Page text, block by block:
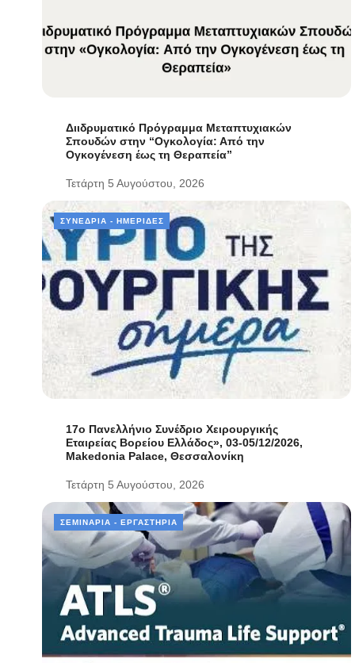
Διιδρυματικό Πρόγραμμα Μεταπτυχιακών
Σπουδών στην “Ογκολογία: Από την
Ογκογένεση έως τη Θεραπεία”
Τετάρτη 5 Αυγούστου, 2026
ΣΥΝΈΔΡΙΑ - ΗΜΕΡΊΔΕΣ
17ο Πανελλήνιο Συνέδριο Χειρουργικής
Εταιρείας Βορείου Ελλάδος», 03-05/12/2026,
Makedonia Palace, Θεσσαλονίκη
Τετάρτη 5 Αυγούστου, 2026
ΣΕΜΙΝΆΡΙΑ - ΕΡΓΑΣΤΉΡΙΑ